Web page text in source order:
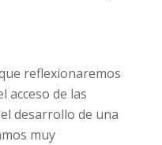
reflexionaremos
acceso de las
desarrollo de una
muy